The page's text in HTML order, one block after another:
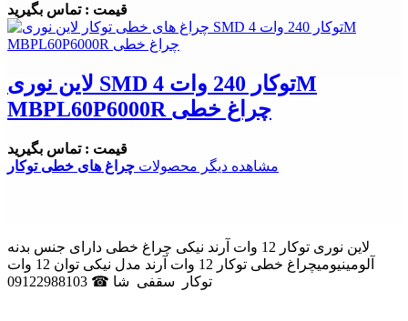
قیمت : تماس بگیرید
لاین نوری SMD توکار 240 وات 4M
MBPL60P6000R چراغ خطی
قیمت : تماس بگیرید
مشاهده دیگر محصولات چراغ های خطی توکار
لاین نوری توکار 12 وات آرند نیکی چراغ خطی دارای جنس بدنه
آلومینیومیچراغ خطی توکار 12 وات آرند مدل نیکی توان 12 وات
توکار سقفی شا ☎ 09122988103